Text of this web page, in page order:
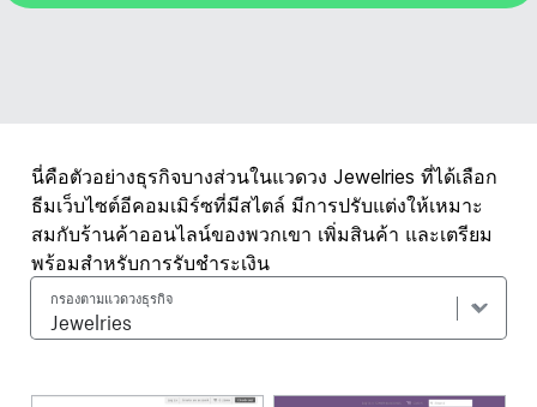
นี่คือตัวอย่างธุรกิจบางส่วนในแวดวง Jewelries ที่ได้เลือก
ธีมเว็บไซต์อีคอมเมิร์ซที่มีสไตล์ มีการปรับแต่งให้เหมาะ
สมกับร้านค้าออนไลน์ของพวกเขา เพิ่มสินค้า และเตรียม
พร้อมสำหรับการรับชำระเงิน
กรองตามแวดวงธุรกิจ